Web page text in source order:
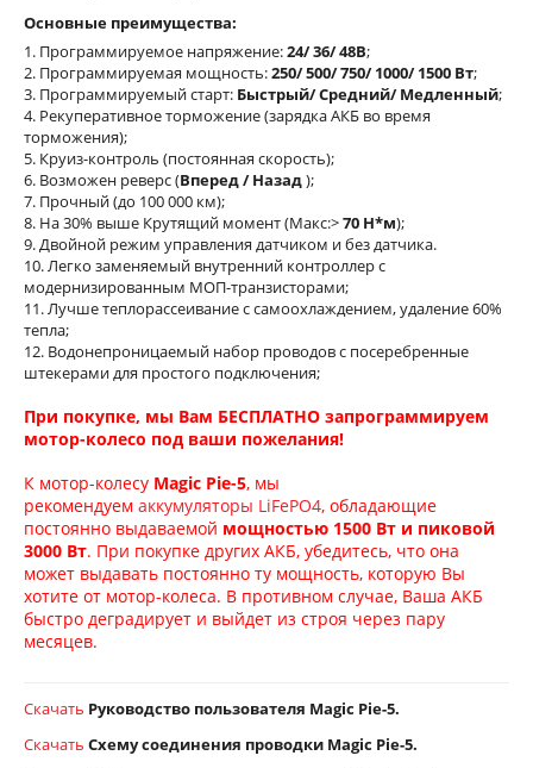
Основные преимущества:
1. Программируемое напряжение:24/ 36/ 48В;
2. Программируемая мощность:250/ 500/ 750/ 1000/ 1500 Вт;
3. Программируемый старт: Быстрый/ Средний/ Медленный;
4. Рекуперативное торможение (зарядка АКБ во время
торможения);
5. Круиз-контроль (постоянная скорость);
6. Возможен реверс (Вперед / Назад);
7. Прочный (до 100 000 км);
8. На 30% выше Крутящий момент (Макс:>70 Н*м);
9. Двойной режим управления датчиком и без датчика.
10. Легко заменяемый внутренний контроллер с
модернизированным МОП-транзисторами;
11. Лучше теплорассеивание с самоохлаждением, удаление 60%
тепла;
12. Водонепроницаемый набор проводов с посеребренные
штекерами для простого подключения;
При покупке, мы Вам БЕСПЛАТНО запрограммируем
мотор-колесо под ваши пожелания!
К мотор-колесу Magic Pie-5, мы
рекомендуем аккумуляторы LiFePO4, обладающие
постоянно выдаваемой мощностью 1500 Вт и пиковой
3000 Вт. При покупке других АКБ, убедитесь, что она
может выдавать постоянно ту мощность, которую Вы
хотите от мотор-колеса. В противном случае, Ваша АКБ
быстро деградирует и выйдет из строя через пару
месяцев.
Скачать Руководство пользователя Magic Pie-5.
Скачать Схему соединения проводки Magic Pie-5.